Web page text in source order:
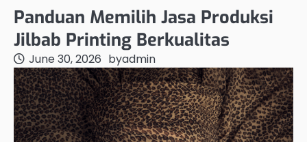
Panduan Memilih Jasa Produksi
Jilbab Printing Berkualitas
June 30, 2026 byadmin